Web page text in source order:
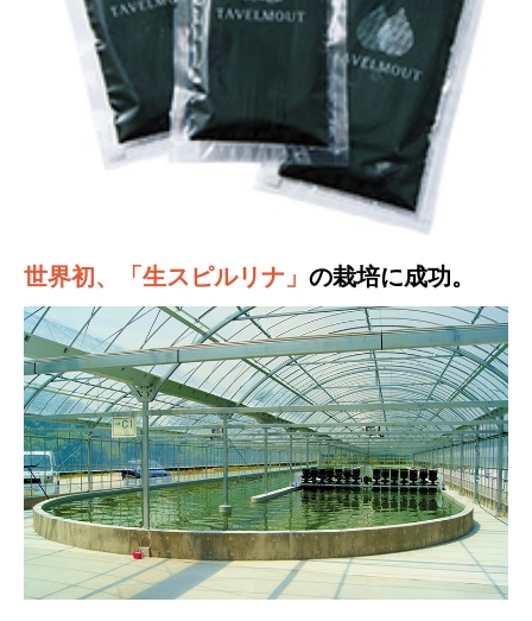
世界初、「生スピルリナ」 の栽培に成功。